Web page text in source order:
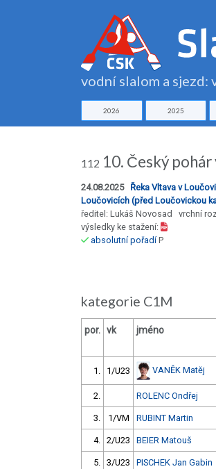
vodní slalom a sjezd:
2026 2025
112 10. Český pohár
24.08.2025 Řeka Vltava v
Loučovicích (před Loučovickou
ředitel: Lukáš Novosad vrchní
výsledky ke stažení:
absolutní pořadíP
kategorie C1M
por. vk jméno
1. 1/U23 VANĚK Matěj
2. ROLENC Ondřej
3. 1/VM RUBINT Martin
4. 2/U23 BEIER Matouš
5. 3/U23 PISCHEK Jan Gabin